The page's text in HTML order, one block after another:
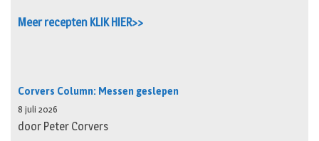
Meer recepten KLIK HIER>>
Corvers Column: Messen geslepen
8 juli 2026
door Peter Corvers